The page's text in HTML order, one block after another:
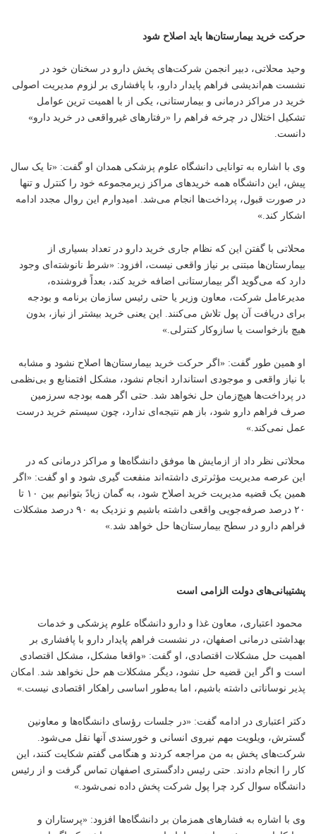
حرکت خرید بیمارستان‌ها باید اصلاح شود
وحید محلاتی، دبیر انجمن شرکت‌های پخش دارو در سخنان خود در
نشست هم‌اندیشی فراهم پایدار دارو، با پافشاری بر لزوم مدیریت اصولی
خرید در مراکز درمانی و بیمارستانی، یکی از با اهمیت ترین عوامل
تشکیل اختلال در چرخه فراهم را «رفتارهای غیرواقعی در خرید دارو»
دانست.
وی با اشاره به توانایی دانشگاه علوم پزشکی همدان او گفت: «تا یک سال
پیش، این دانشگاه همه خریدهای مراکز زیرمجموعه خود را کنترل و تنها
در صورت قبول، پرداخت‌ها انجام می‌شد. امیدوارم این روال مجدد ادامه
اشکار کند.»
محلاتی با گفتن این که نظام جاری خرید دارو در تعداد بسیاری از
بیمارستان‌ها مبتنی بر نیاز واقعی نیست، افزود: «شرط نانوشته‌ای وجود
دارد که می‌گوید اگر بیمارستانی اضافه خرید کند، بعداً فروشنده،
مدیرعامل شرکت، معاون وزیر یا حتی رئیس سازمان برنامه و بودجه
برای دریافت آن پول تلاش می‌کنند. این یعنی خرید بیشتر از نیاز، بدون
هیچ بازخواست یا سازوکار کنترلی.»
او همین طور گفت: «اگر حرکت خرید بیمارستان‌ها اصلاح نشود و مشابه
با نیاز واقعی و موجودی استاندارد انجام نشود، مشکل افتمنابع و بی‌نظمی
در پرداخت‌ها هیچ‌زمان حل نخواهد شد. حتی اگر همه بودجه سرزمین
صرف فراهم دارو شود، باز هم نتیجه‌ای ندارد، چون سیستم خرید درست
عمل نمی‌کند.»
محلاتی نظر داد از ازمایش ها موفق دانشگاه‌ها و مراکز درمانی که در
این عرصه مدیریت مؤثرتری داشته‌اند منفعت گیری شود و او گفت: «اگر
همین یک قضیه مدیریت خرید اصلاح شود، به گمان زیادً بتوانیم بین ۱۰ تا
۲۰ درصد صرفه‌جویی واقعی داشته باشیم و نزدیک به ۹۰ درصد مشکلات
فراهم دارو در سطح بیمارستان‌ها حل خواهد شد.»
پشتیبانی‌های دولت الزامی است
محمود اعتباری، معاون غذا و دارو دانشگاه علوم پزشکی و خدمات
بهداشتی درمانی اصفهان، در نشست فراهم پایدار دارو با پافشاری بر
اهمیت حل مشکلات اقتصادی، او گفت: «واقعا مشکل، مشکل اقتصادی
است و اگر این قضیه حل نشود، دیگر مشکلات هم حل نخواهد شد. امکان
پذیر نوساناتی داشته باشیم، اما به‌طور اساسی راهکار اقتصادی نیست.»
دکتر اعتباری در ادامه گفت: «در جلسات رؤسای دانشگاه‌ها و معاونین
گسترش، ویلویت مهم نیروی انسانی و خورسندی آنها نقل می‌شود.
شرکت‌های پخش به من مراجعه کردند و هنگامی گفتم شکایت کنند، این
کار را انجام دادند. حتی رئیس دادگستری اصفهان تماس گرفت و از رئیس
دانشگاه سوال کرد چرا پول شرکت پخش داده نمی‌شود.»
وی با اشاره به فشارهای همزمان بر دانشگاه‌ها افزود: «پرستاران و